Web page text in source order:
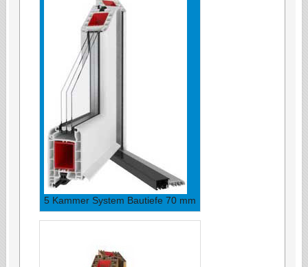
5 Kammer System Bautiefe 70 mm